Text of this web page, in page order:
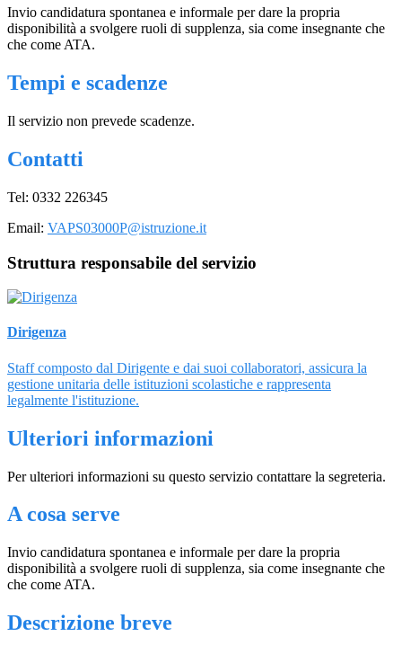
Invio candidatura spontanea e informale per dare la propria
disponibilità a svolgere ruoli di supplenza, sia come insegnante che
che come ATA.
Tempi e scadenze
Il servizio non prevede scadenze.
Contatti
Tel: 0332 226345
Email: VAPS03000P@istruzione.it
Struttura responsabile del servizio
Dirigenza
Staff composto dal Dirigente e dai suoi collaboratori, assicura la
gestione unitaria delle istituzioni scolastiche e rappresenta
legalmente l'istituzione.
Ulteriori informazioni
Per ulteriori informazioni su questo servizio contattare la segreteria.
A cosa serve
Invio candidatura spontanea e informale per dare la propria
disponibilità a svolgere ruoli di supplenza, sia come insegnante che
che come ATA.
Descrizione breve